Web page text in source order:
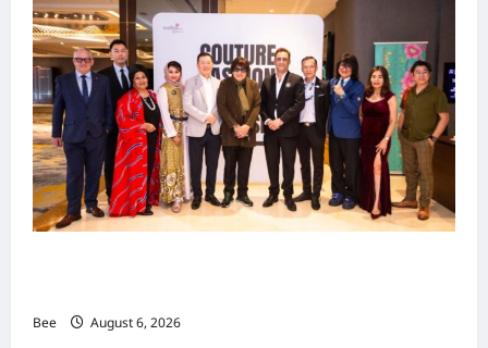
Bee August 6, 2026